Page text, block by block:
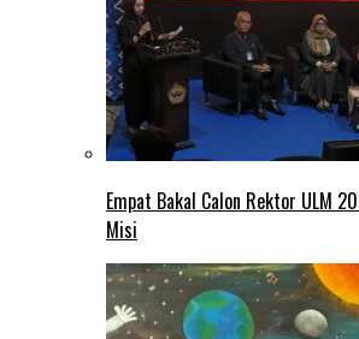
Empat Bakal Calon Rektor ULM
Misi